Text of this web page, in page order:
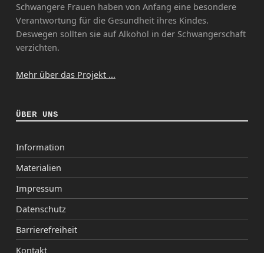
Schwangere Frauen haben von Anfang eine besondere
Verantwortung für die Gesundheit ihres Kindes.
Deswegen sollten sie auf Alkohol in der Schwangerschaft
verzichten.
Mehr über das Projekt ...
ÜBER UNS
Information
Materialien
Impressum
Datenschutz
Barrierefreiheit
Kontakt